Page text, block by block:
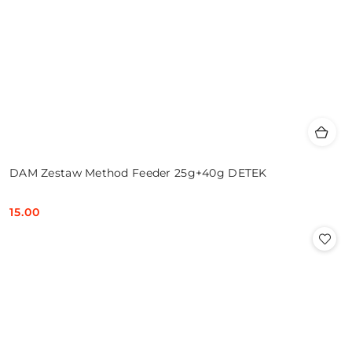
DAM Zestaw Method Feeder 25g+40g DETEK
Cena:
15.00